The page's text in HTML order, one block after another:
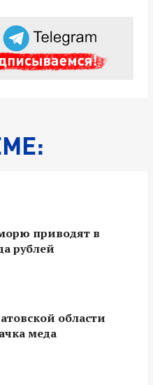
приводят в
рублей
области
меда